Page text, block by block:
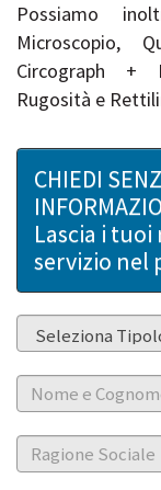
Possiamo
Microscopio,
Circograph +
Rugosità e
CHIEDI
Lascia i
servizio nel